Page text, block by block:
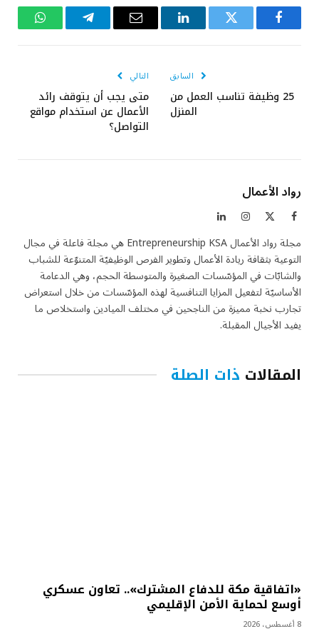
فيسبوك تويتر لينكدإن
البريد
تيلقرام واتساب
السابق
25 وظيفة تناسب العمل من
المنزل
التالي
متى يجب أن يتوقف رائد
الأعمال عن استخدام مواقع
التواصل؟
رواد الأعمال
فيسبوك الانستغراملينكدإن
مجلة رواد الأعمال Entrepreneurship KSA هي مجلة فاعلة في مجال
التوعية بثقافة ريادة الأعمال وتطوير الفرص الوظيفيّة المتنوّعة للشباب
والشابّات في المؤسّسات الصغيرة والمتوسطة الحجم، وهي الدعامة
الأساسيّة لتفعيل المزايا التنافسية لهذه المؤسّسات من خلال استعراض
تجارب نخبة مميزة من الناجحين في مختلف الميادين واستخلاص ما
يفيد الأجيال المقبلة.
المقالات ذات الصلة
«اتفاقية مكة للدفاع المشترك».. تعاون عسكري
أوسع لحماية الأمن الإقليمي
8 أغسطس، 2026